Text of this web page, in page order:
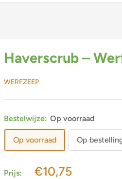
Haverscrub –
WERFZEEP
Bestelwijze: Op voorraad
Op voorraad Op
Prijs: Actieprijs
€10,75